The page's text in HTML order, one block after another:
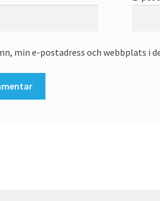
min e-postadress och webbplats i